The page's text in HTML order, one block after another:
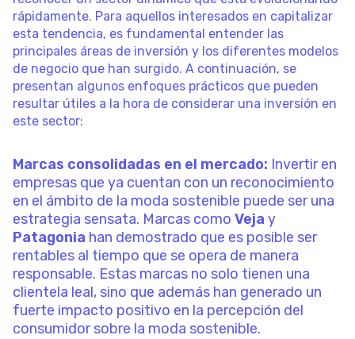
rápidamente. Para aquellos interesados en capitalizar
esta tendencia, es fundamental entender las
principales áreas de inversión y los diferentes modelos
de negocio que han surgido. A continuación, se
presentan algunos enfoques prácticos que pueden
resultar útiles a la hora de considerar una inversión en
este sector:
Marcas consolidadas en el mercado: Invertir en
empresas que ya cuentan con un reconocimiento
en el ámbito de la moda sostenible puede ser una
estrategia sensata. Marcas como Veja y
Patagonia han demostrado que es posible ser
rentables al tiempo que se opera de manera
responsable. Estas marcas no solo tienen una
clientela leal, sino que además han generado un
fuerte impacto positivo en la percepción del
consumidor sobre la moda sostenible.